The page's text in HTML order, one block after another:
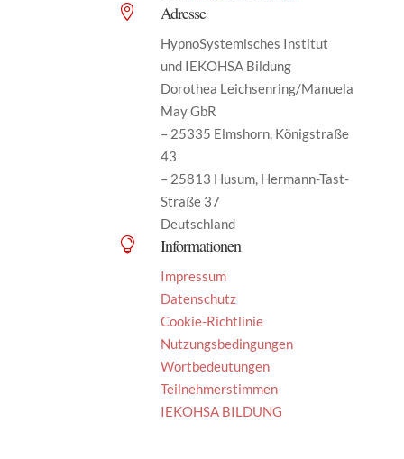
 Adresse
HypnoSystemisches Institut
und IEKOHSA Bildung
Dorothea Leichsenring/Manuela
May GbR
– 25335 Elmshorn, Königstraße
43
– 25813 Husum, Hermann-Tast-
Straße 37
Deutschland
 Informationen
Impressum
Datenschutz
Cookie-Richtlinie
Nutzungsbedingungen
Wortbedeutungen
Teilnehmerstimmen
IEKOHSA BILDUNG